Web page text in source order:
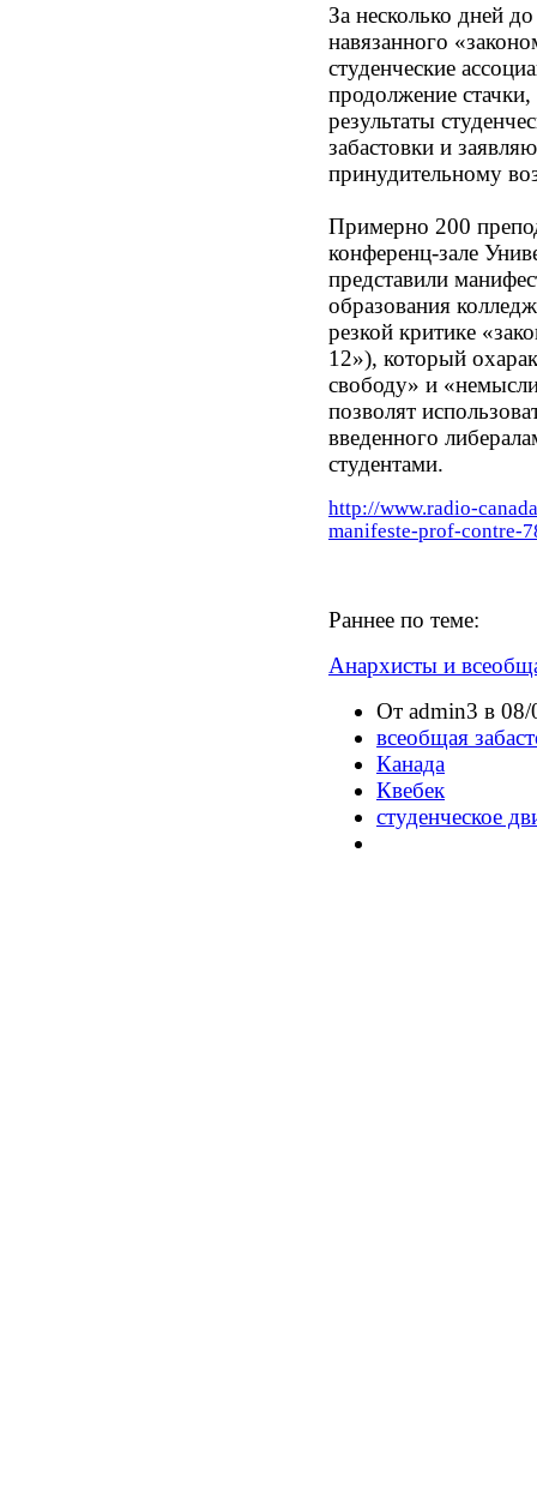
За несколько дней
навязанного
студенческие
продолжение
результаты
забастовки и
принудительному
Примерно 200
конференц-зале
представили
образования
резкой критике
12»), который
свободу» и
позволят
введенного
студентами.
http://www.radio-
manifeste-prof-contre-
Раннее по теме:
Анархисты и
От admin3 в
всеобщая
Канада
Квебек
студенческое